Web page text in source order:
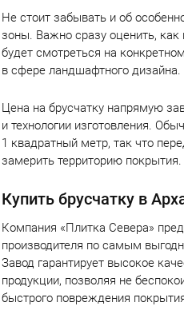
Не стоит забывать и об
зоны. Важно сразу оценить, как
будет смотреться на
в сфере ландшафтного дизайна.
Цена на брусчатку напрямую
и технологии изготовления.
1 квадратный метр, так что
замерить территорию покрытия.
Купить брусчатку в
Компания «Плитка Севера»
производителя по самым
Завод гарантирует высокое
продукции, позволяя не
быстрого повреждения